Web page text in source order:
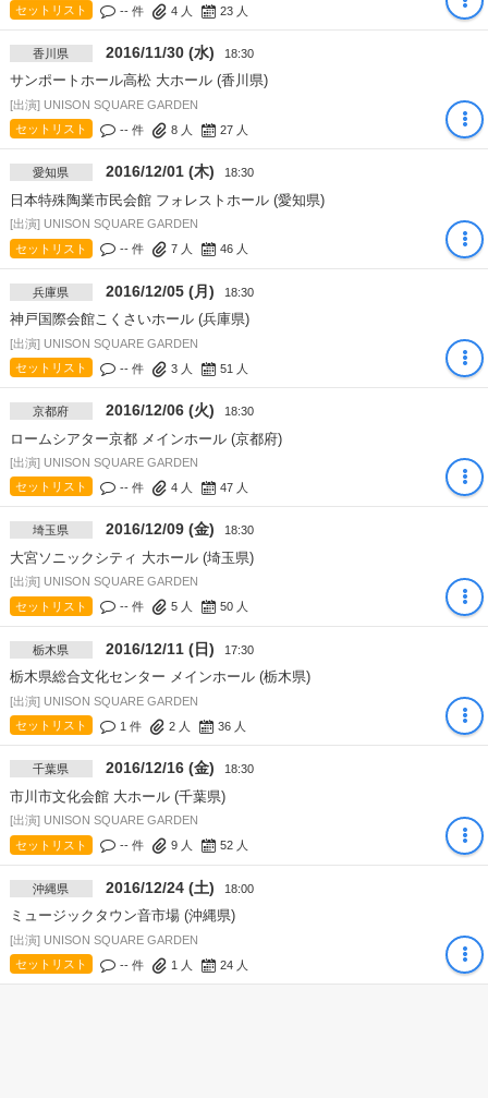
セットリスト
-- 件 4人 23人
香川県 2016/11/30 (水) 18:30
サンポートホール高松 大ホール (香川県)
[出演] UNISON SQUARE GARDEN
セットリスト
-- 件 8人 27人
愛知県 2016/12/01 (木) 18:30
日本特殊陶業市民会館 フォレストホール (愛知県)
[出演] UNISON SQUARE GARDEN
セットリスト
-- 件 7人 46人
兵庫県 2016/12/05 (月) 18:30
神戸国際会館こくさいホール (兵庫県)
[出演] UNISON SQUARE GARDEN
セットリスト
-- 件 3人 51 人
京都府 2016/12/06 (火) 18:30
ロームシアター京都 メインホール (京都府)
[出演] UNISON SQUARE GARDEN
セットリスト
-- 件 4人 47人
埼玉県 2016/12/09 (金) 18:30
大宮ソニックシティ 大ホール (埼玉県)
[出演] UNISON SQUARE GARDEN
セットリスト
-- 件 5人 50人
栃木県 2016/12/11 (日) 17:30
栃木県総合文化センター メインホール (栃木県)
[出演] UNISON SQUARE GARDEN
セットリスト
1 件 2人 36人
千葉県 2016/12/16 (金) 18:30
市川市文化会館 大ホール (千葉県)
[出演] UNISON SQUARE GARDEN
セットリスト
-- 件 9人 52人
沖縄県 2016/12/24 (土) 18:00
ミュージックタウン音市場 (沖縄県)
[出演] UNISON SQUARE GARDEN
セットリスト
-- 件 1 人 24人